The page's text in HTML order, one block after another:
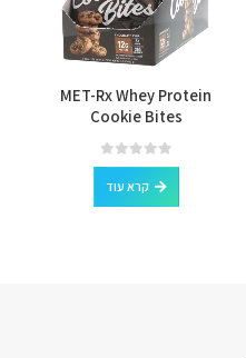
MET-Rx Whey Protein
Cookie Bites
0
out of 5
קרא עוד